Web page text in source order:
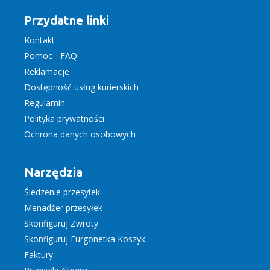
Przydatne linki
Kontakt
Pomoc - FAQ
Reklamacje
Dostępność usług kurierskich
Regulamin
Polityka prywatności
Ochrona danych osobowych
Narzędzia
Śledzenie przesyłek
Menadżer przesyłek
Skonfiguruj Zwroty
Skonfiguruj Furgonetka Koszyk
Faktury